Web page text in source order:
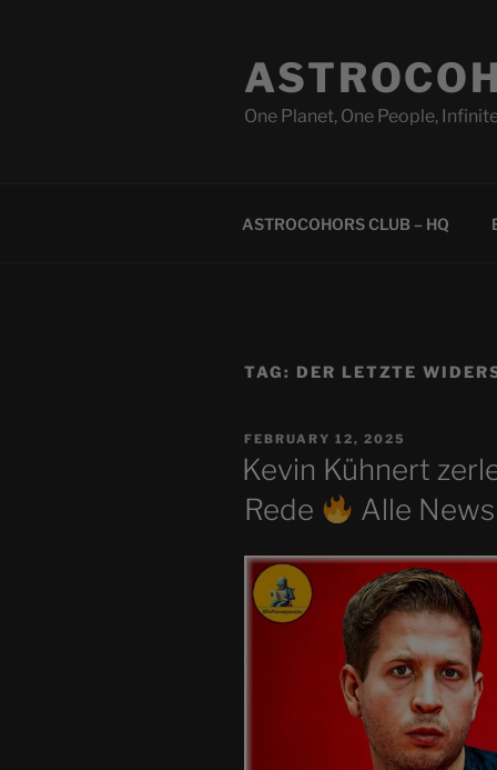
One Planet, One People,
ASTROCOHORS CLUB – HQ
TAG: DER LETZTE
POSTED
ON
FEBRUARY 12, 2025
Kevin Kühnert
Rede
Alle